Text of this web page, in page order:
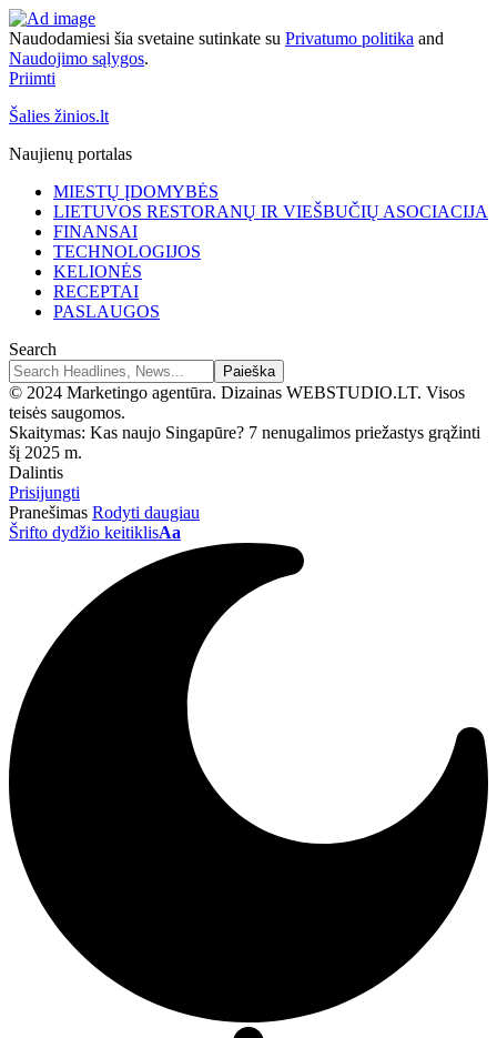
Naudodamiesi šia svetaine sutinkate su Privatumo politika and
Naudojimo sąlygos.
Priimti
Šalies žinios.lt
Naujienų portalas
MIESTŲ ĮDOMYBĖS
LIETUVOS RESTORANŲ IR VIEŠBUČIŲ ASOCIACIJA
FINANSAI
TECHNOLOGIJOS
KELIONĖS
RECEPTAI
PASLAUGOS
Search
© 2024 Marketingo agentūra. Dizainas WEBSTUDIO.LT. Visos
teisės saugomos.
Skaitymas: Kas naujo Singapūre? 7 nenugalimos priežastys grąžinti
šį 2025 m.
Dalintis
Prisijungti
Pranešimas Rodyti daugiau
Šrifto dydžio keitiklisAa